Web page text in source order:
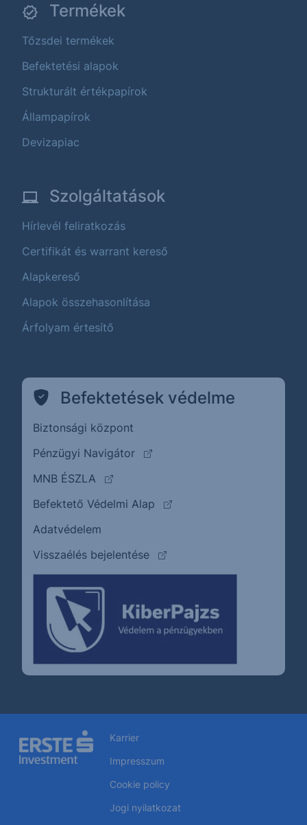
Termékek
Tőzsdei termékek
Befektetési alapok
Strukturált értékpapírok
Állampapírok
Devizapiac
Szolgáltatások
Hírlevél feliratkozás
Certifikát és warrant kereső
Alapkereső
Alapok összehasonlítása
Árfolyam értesítő
Befektetések védelme
Biztonsági központ
Pénzügyi Navigátor
(külső oldalra ugrik)
MNB ÉSZLA
(külső oldalra ugrik)
Befektető Védelmi Alap
(külső oldalra ugrik)
Adatvédelem
Visszaélés bejelentése
(külső oldalra ugrik)
Karrier
Impresszum
Cookie policy
Jogi nyilatkozat